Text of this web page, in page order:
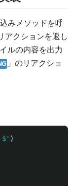
みメソッドを呼
アクションを返し
ルの内容を出力
」のリアクショ
$' )